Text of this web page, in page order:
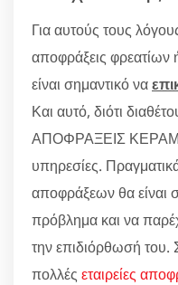
Για αυτούς τους
αποφράξεις
είναι σημαντικό να
Και αυτό, διότι
ΑΠΟΦΡΑΞΕΙΣ
υπηρεσίες.
αποφράξεων θα είναι
πρόβλημα και να
την επιδιόρθωσή του.
πολλές εταιρείες